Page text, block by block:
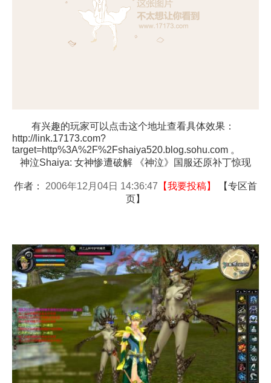
有兴趣的玩家可以点击这个地址查看具体效果：
http://link.17173.com?
target=http%3A%2F%2Fshaiya520.blog.sohu.com 。
神泣Shaiya: 女神惨遭破解 《神泣》国服还原补丁惊现
作者： 2006年12月04日 14:36:47 【我要投稿】 【专区首
页 】